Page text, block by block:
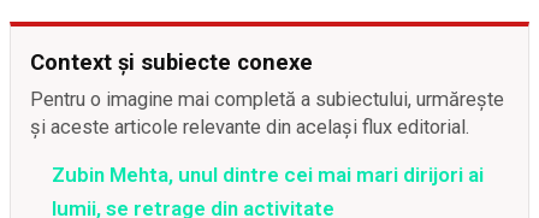
Context și subiecte conexe
Pentru o imagine mai completă a subiectului, urmărește
și aceste articole relevante din același flux editorial.
Zubin Mehta, unul dintre cei mai mari dirijori ai
lumii, se retrage din activitate